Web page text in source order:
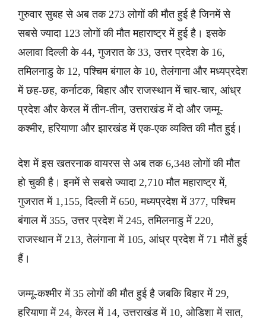
गुरुवार सुबह से अब तक 273 लोगों की मौत हुई है जिनमें से
सबसे ज्यादा 123 लोगों की मौत महाराष्ट्र में हुई है। इसके
अलावा दिल्ली के 44, गुजरात के 33, उत्तर प्रदेश के 16,
तमिलनाडु के 12, पश्चिम बंगाल के 10, तेलंगाना और मध्यप्रदेश
में छह-छह, कर्नाटक, बिहार और राजस्थान में चार-चार, आंध्र
प्रदेश और केरल में तीन-तीन, उत्तराखंड में दो और जम्मू-
कश्मीर, हरियाणा और झारखंड में एक-एक व्यक्ति की मौत हुई।
देश में इस खतरनाक वायरस से अब तक 6,348 लोगों की मौत
हो चुकी है। इनमें से सबसे ज्यादा 2,710 मौत महाराष्ट्र में,
गुजरात में 1,155, दिल्ली में 650, मध्यप्रदेश में 377, पश्चिम
बंगाल में 355, उत्तर प्रदेश में 245, तमिलनाडु में 220,
राजस्थान में 213, तेलंगाना में 105, आंध्र प्रदेश में 71 मौतें हुई
हैं।
जम्मू-कश्मीर में 35 लोगों की मौत हुई है जबकि बिहार में 29,
हरियाणा में 24, केरल में 14, उत्तराखंड में 10, ओडिशा में सात,